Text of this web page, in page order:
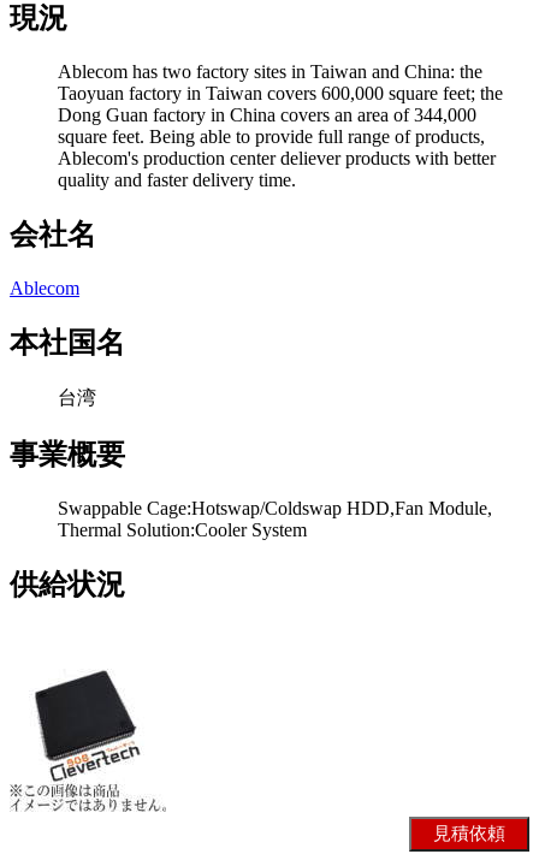
現況
Ablecom has two factory sites in Taiwan and China: the
Taoyuan factory in Taiwan covers 600,000 square feet; the
Dong Guan factory in China covers an area of ​​344,000
square feet. Being able to provide full range of products,
Ablecom's production center deliever products with better
quality and faster delivery time.
会社名
Ablecom
本社国名
台湾
事業概要
Swappable Cage:Hotswap/Coldswap HDD,Fan Module,
Thermal Solution:Cooler System
供給状況